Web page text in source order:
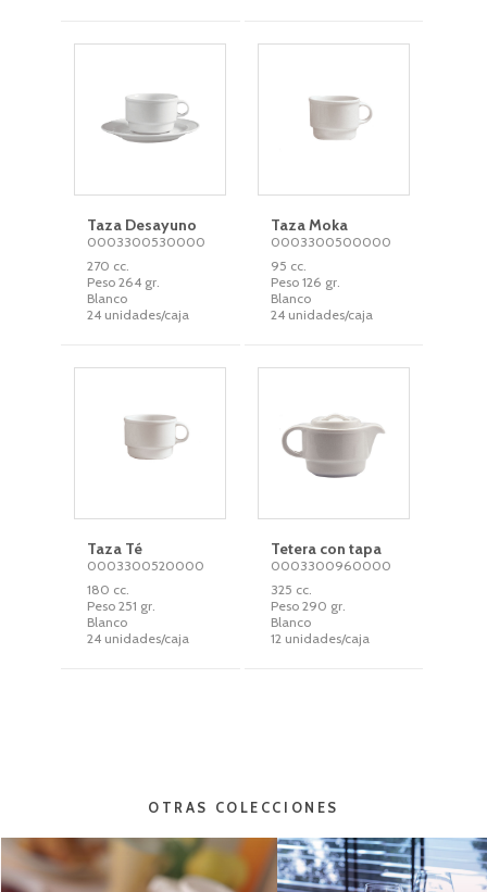
Taza Desayuno
0003300530000
270 cc.
Peso 264 gr.
Blanco
24 unidades/caja
Taza Moka
0003300500000
95 cc.
Peso 126 gr.
Blanco
24 unidades/caja
Taza Té
0003300520000
180 cc.
Peso 251 gr.
Blanco
24 unidades/caja
Tetera con tapa
0003300960000
325 cc.
Peso 290 gr.
Blanco
12 unidades/caja
OTRAS COLECCIONES